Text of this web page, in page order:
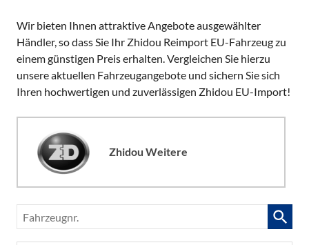
Wir bieten Ihnen attraktive Angebote ausgewählter
Händler, so dass Sie Ihr Zhidou Reimport EU-Fahrzeug zu
einem günstigen Preis erhalten. Vergleichen Sie hierzu
unsere aktuellen Fahrzeugangebote und sichern Sie sich
Ihren hochwertigen und zuverlässigen Zhidou EU-Import!
Zhidou Weitere
Fahrzeugnr.